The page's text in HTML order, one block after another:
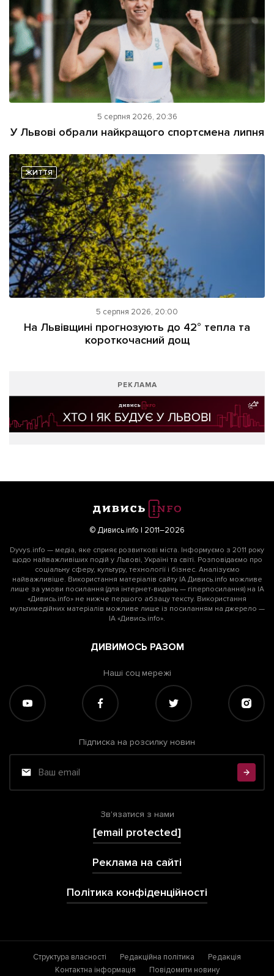
5 серпня 2026, 20:36
У Львові обрали найкращого спортсмена липня
ЖИТТЯ
5 серпня 2026, 20:00
На Львівщині прогнозують до 42° тепла та
короткочасний дощ
РЕКЛАМА
© Дивись.info | 2011–2026
Dyvys.info — медіа, яке сприяє розвиткові міста. Інформуємо з 2011 року
щодо найважливіших подій у Львові, Україні та світі. Розповідаємо про
соціальну сферу, культуру, технології і бізнес. Аналізуємо
найважливіше. Використання матеріалів сайту ІА Дивись.info можливе
лише за умови посилання (для інтернет-видань — гіперпосилання) на ІА
«Дивись.info» не нижче першого абзацу тексту. Використання
мультимедійних матеріалів можливе лише із посиланням на джерело —
ІА «Дивись.info».
ДИВИМОСЬ РАЗОМ
Наші соц мережі
Підписка на розсилку новин
Зв'язатися з нами
[email protected]
Реклама на сайті
Політика конфіденційності
Структура власності Редакційна політика
Редакція
Контактна інформація
Повідомити новину